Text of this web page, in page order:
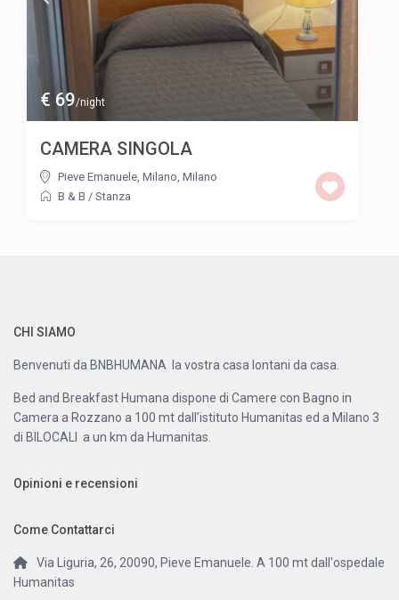
€ 69/night
CAMERA SINGOLA
Pieve Emanuele, Milano ,Milano
B & B /Stanza
CHI SIAMO
Benvenuti da BNBHUMANA la vostra casa lontani da casa.
Bed and Breakfast Humana dispone di Camere con Bagno in
Camera a Rozzano a 100 mt dall’istituto Humanitas ed a Milano 3
di BILOCALI a un km da Humanitas.
Opinioni e recensioni
Come Contattarci
Via Liguria, 26, 20090, Pieve Emanuele. A 100 mt dall'ospedale
Humanitas